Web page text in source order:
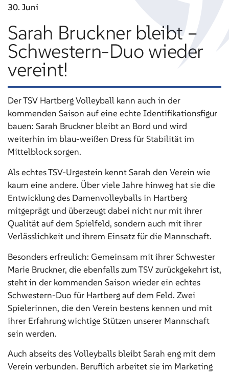
30. Juni
Sarah Bruckner bleibt –
Schwestern-Duo wieder
vereint!
Der TSV Hartberg Volleyball kann auch in der
kommenden Saison auf eine echte Identifikationsfigur
bauen: Sarah Bruckner bleibt an Bord und wird
weiterhin im blau-weißen Dress für Stabilität im
Mittelblock sorgen.
Als echtes TSV-Urgestein kennt Sarah den Verein wie
kaum eine andere. Über viele Jahre hinweg hat sie die
Entwicklung des Damenvolleyballs in Hartberg
mitgeprägt und überzeugt dabei nicht nur mit ihrer
Qualität auf dem Spielfeld, sondern auch mit ihrer
Verlässlichkeit und ihrem Einsatz für die Mannschaft.
Besonders erfreulich: Gemeinsam mit ihrer Schwester
Marie Bruckner, die ebenfalls zum TSV zurückgekehrt ist,
steht in der kommenden Saison wieder ein echtes
Schwestern-Duo für Hartberg auf dem Feld. Zwei
Spielerinnen, die den Verein bestens kennen und mit
ihrer Erfahrung wichtige Stützen unserer Mannschaft
sein werden.
Auch abseits des Volleyballs bleibt Sarah eng mit dem
Verein verbunden. Beruflich arbeitet sie im Marketing